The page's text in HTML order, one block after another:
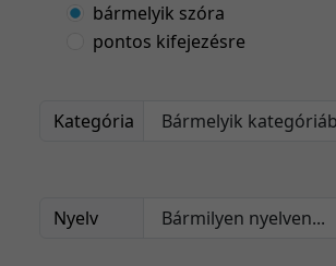
bármelyik szóra
pontos kifejezésre
Kategória
Nyelv